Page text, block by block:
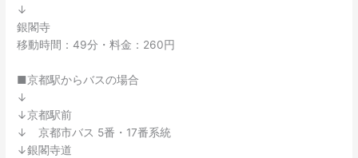
↓
銀閣寺
移動時間：49分・料金：260円
■京都駅からバスの場合
↓
↓京都駅前
↓ 京都市バス 5番・17番系統
↓銀閣寺道